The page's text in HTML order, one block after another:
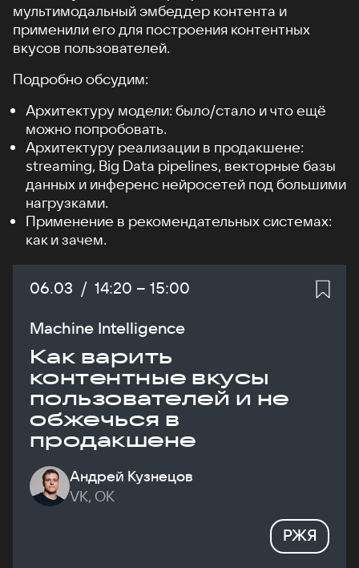
мультимодальный эмбеддер контента и
применили его для построения контентных
вкусов пользователей.
Подробно обсудим:
Архитектуру модели: было/стало и что ещё
можно попробовать.
Архитектуру реализации в продакшене:
streaming, Big Data pipelines, векторные базы
данных и инференс нейросетей под большими
нагрузками.
Применение в рекомендательных системах:
как и зачем.
Дата:
06.03 / Начало:
14:20 – Конец:
15:00
Machine Intelligence
Как варить
контентные вкусы
пользователей и не
обжечься в
продакшене
Андрей Кузнецов
VK, ОК
РЖЯ